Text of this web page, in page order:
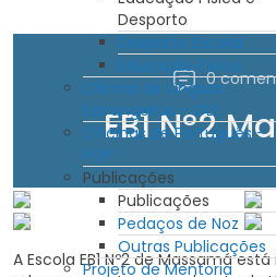
Desporto
Desporto Escolar
Educação Física
Oficina de Línguas
Estrangeiras - OLE
Oficinas de Português -
POP
Publicações
Publicações
Pedaços de Noz
Outras Publicações
Projeto de Mentoria
0
EB1 Nº2
A Escola EB1 Nº2 de Massamá